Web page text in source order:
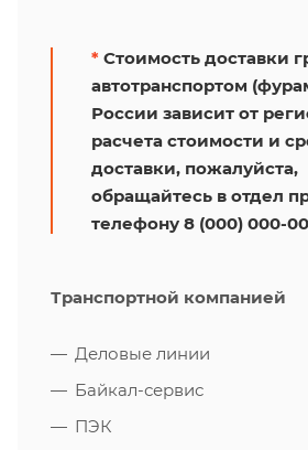
* Стоимость доставки
автотранспортом
России зависит от
расчета стоимости и
доставки, пожалуйста,
обращайтесь в отдел
телефону 8 (000) 000-
Транспортной компанией
Деловые линии
Байкал-сервис
ПЭК